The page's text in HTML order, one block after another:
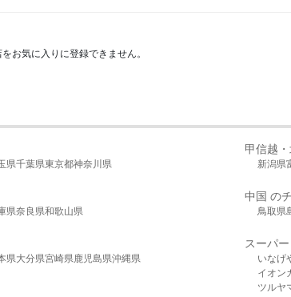
お気に入りに登録できません。
県千葉県東京都神奈川県
甲信越
新潟県
県奈良県和歌山県
中国 の
鳥取県
県大分県宮崎県鹿児島県沖縄県
スーパー
いなげ
イオン
ツルヤ